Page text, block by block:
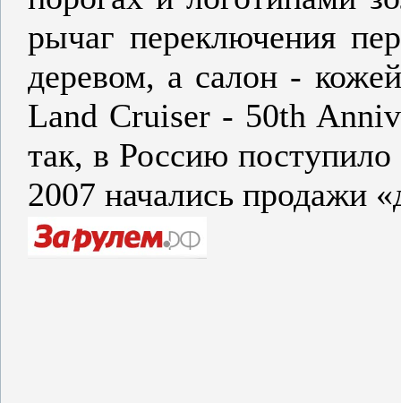
рычаг переключения
деревом, а салон -
Land Cruiser - 50th
так, в Россию
2007 начались продажи